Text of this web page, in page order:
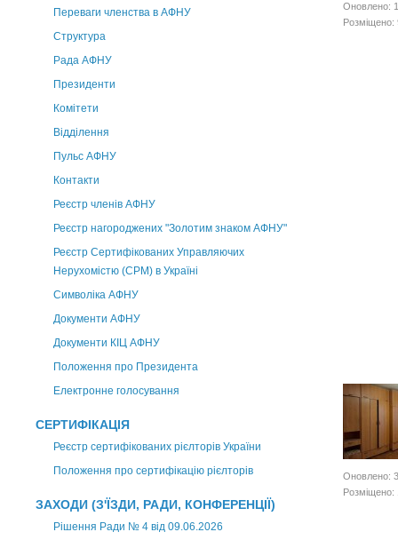
Переваги членства в АФНУ
Структура
Рада АФНУ
Президенти
Комітети
Відділення
Пульс АФНУ
Контакти
Реєстр членів АФНУ
Реєстр нагороджених "Золотим знаком АФНУ"
Реєстр Сертифікованих Управляючих
Нерухомістю (CPM) в Україні
Символіка АФНУ
Документи АФНУ
Документи КІЦ АФНУ
Положення про Президента
Електронне голосування
СЕРТИФІКАЦІЯ
Реєстр сертифікованих рієлторів України
Положення про сертифікацію рієлторів
ЗАХОДИ (З'ЇЗДИ, РАДИ, КОНФЕРЕНЦІЇ)
Рішення Ради № 4 від 09.06.2026
Оновлено:
Розміщено:
Оновлено:
Розміщено: